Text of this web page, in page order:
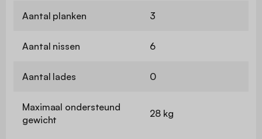
Aantal planken 3
Aantal nissen 6
Aantal lades 0
Maximaal ondersteund
gewicht
28 kg